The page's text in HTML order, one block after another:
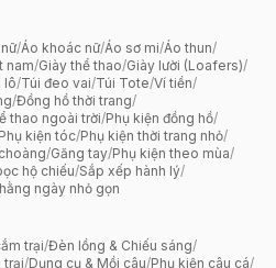
/Áo khoác nữ/Áo sơ mi/Áo thun/
nam/Giày thể thao/Giày lười (Loafers)/
lô/Túi đeo vai/Túi Tote/Ví tiền/
/Đồng hồ thời trang/
thao ngoài trời/Phụ kiện đồng hồ/
Phụ kiện tóc/Phụ kiện thời trang nhỏ/
/Găng tay/Phụ kiện theo mùa/
hộ chiếu/Sắp xếp hành lý/
ngày nhỏ gọn
trại/Đèn lồng & Chiếu sáng/
trại/Dụng cụ & Mồi câu/Phụ kiện câu cá/